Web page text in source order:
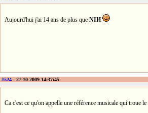
Aujourd'hui j'ai 14 ans de plus que NIИ
#524 - 27-10-2009 14:37:45
Ca c'est ce qu'on appelle une référence musicale qui troue